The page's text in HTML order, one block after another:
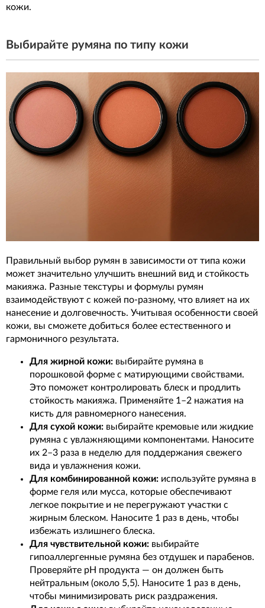
кожи.
Выбирайте румяна по типу кожи
Правильный выбор румян в зависимости от типа кожи
может значительно улучшить внешний вид и стойкость
макияжа. Разные текстуры и формулы румян
взаимодействуют с кожей по-разному, что влияет на их
нанесение и долговечность. Учитывая особенности своей
кожи, вы сможете добиться более естественного и
гармоничного результата.
Для жирной кожи: выбирайте румяна в
порошковой форме с матирующими свойствами.
Это поможет контролировать блеск и продлить
стойкость макияжа. Применяйте 1–2 нажатия на
кисть для равномерного нанесения.
Для сухой кожи: выбирайте кремовые или жидкие
румяна с увлажняющими компонентами. Наносите
их 2–3 раза в неделю для поддержания свежего
вида и увлажнения кожи.
Для комбинированной кожи: используйте румяна в
форме геля или мусса, которые обеспечивают
легкое покрытие и не перегружают участки с
жирным блеском. Наносите 1 раз в день, чтобы
избежать излишнего блеска.
Для чувствительной кожи: выбирайте
гипоаллергенные румяна без отдушек и парабенов.
Проверяйте pH продукта — он должен быть
нейтральным (около 5,5). Наносите 1 раз в день,
чтобы минимизировать риск раздражения.